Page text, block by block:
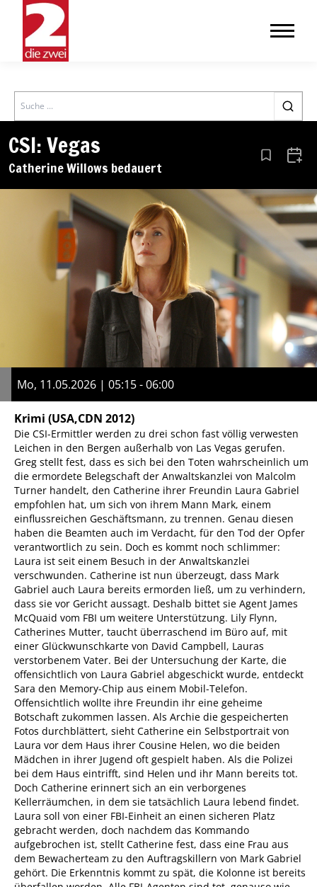
Search
CSI: Vegas
Catherine Willows bedauert Aus den
Mo, 11.05.2026 | 05:15 - 06:00
Krimi (USA,CDN 2012)
Die CSI-Ermittler werden zu drei schon fast völlig verwesten
Leichen in den Bergen außerhalb von Las Vegas gerufen.
Greg stellt fest, dass es sich bei den Toten wahrscheinlich um
die ermordete Belegschaft der Anwaltskanzlei von Malcolm
Turner handelt, den Catherine ihrer Freundin Laura Gabriel
empfohlen hat, um sich von ihrem Mann Mark, einem
einflussreichen Geschäftsmann, zu trennen. Genau diesen
haben die Beamten auch im Verdacht, für den Tod der Opfer
verantwortlich zu sein. Doch es kommt noch schlimmer:
Laura ist seit einem Besuch in der Anwaltskanzlei
verschwunden. Catherine ist nun überzeugt, dass Mark
Gabriel auch Laura bereits ermorden ließ, um zu verhindern,
dass sie vor Gericht aussagt. Deshalb bittet sie Agent James
McQuaid vom FBI um weitere Unterstützung. Lily Flynn,
Catherines Mutter, taucht überraschend im Büro auf, mit
einer Glückwunschkarte von David Campbell, Lauras
verstorbenem Vater. Bei der Untersuchung der Karte, die
offensichtlich von Laura Gabriel abgeschickt wurde, entdeckt
Sara den Memory-Chip aus einem Mobil-Telefon.
Offensichtlich wollte ihre Freundin ihr eine geheime
Botschaft zukommen lassen. Als Archie die gespeicherten
Fotos durchblättert, sieht Catherine ein Selbstportrait von
Laura vor dem Haus ihrer Cousine Helen, wo die beiden
Mädchen in ihrer Jugend oft gespielt haben. Als die Polizei
bei dem Haus eintrifft, sind Helen und ihr Mann bereits tot.
Doch Catherine erinnert sich an ein verborgenes
Kellerräumchen, in dem sie tatsächlich Laura lebend findet.
Laura soll von einer FBI-Einheit an einen sicheren Platz
gebracht werden, doch nachdem das Kommando
aufgebrochen ist, stellt Catherine fest, dass eine Frau aus
dem Bewacherteam zu den Auftragskillern von Mark Gabriel
gehört. Die Erkenntnis kommt zu spät, die Kolonne ist bereits